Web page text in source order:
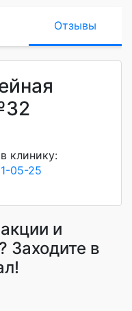
Отзывы
клинику:
05-25
и
Заходите в